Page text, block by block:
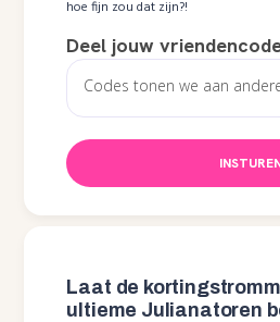
hoe fijn zou dat zijn?!
Deel jouw
Laat de
ultieme Julianatoren